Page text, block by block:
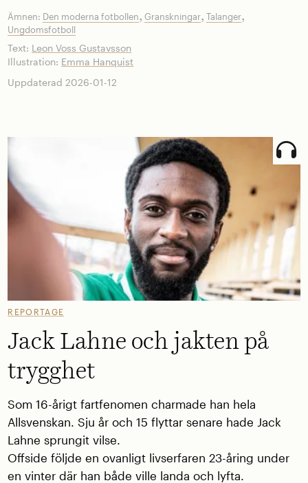
Ämnen: Den moderna fotbollen,Granskningar,Talanger,
Ungdomsfotboll
Text: Leon Voss Gustavsson
Illustration: Emma Hanquist
Uppdaterad 2026-01-12
REPORTAGE
Jack Lahne och jakten på
trygghet
Som 16-årigt fartfenomen charmade han hela
Allsvenskan. Sju år och 15 flyttar senare hade Jack
Lahne sprungit vilse.
Offside följde en ovanligt livserfaren 23-åring under
en vinter där han både ville landa och lyfta.